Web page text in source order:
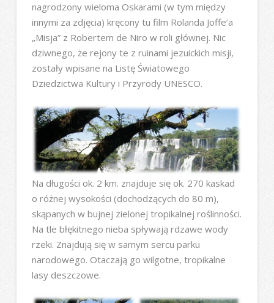
nagrodzony wieloma Oskarami (w tym między
innymi za zdjęcia) kręcony tu film Rolanda Joffe’a
„Misja” z Robertem de Niro w roli głównej. Nic
dziwnego, że rejony te z ruinami jezuickich misji,
zostały wpisane na Listę Światowego
Dziedzictwa Kultury i Przyrody UNESCO.
Na długości ok. 2 km. znajduje się ok. 270 kaskad
o różnej wysokości (dochodzących do 80 m),
skąpanych w bujnej zielonej tropikalnej roślinności.
Na tle błękitnego nieba spływają rdzawe wody
rzeki. Znajdują się w samym sercu parku
narodowego. Otaczają go wilgotne, tropikalne
lasy deszczowe.